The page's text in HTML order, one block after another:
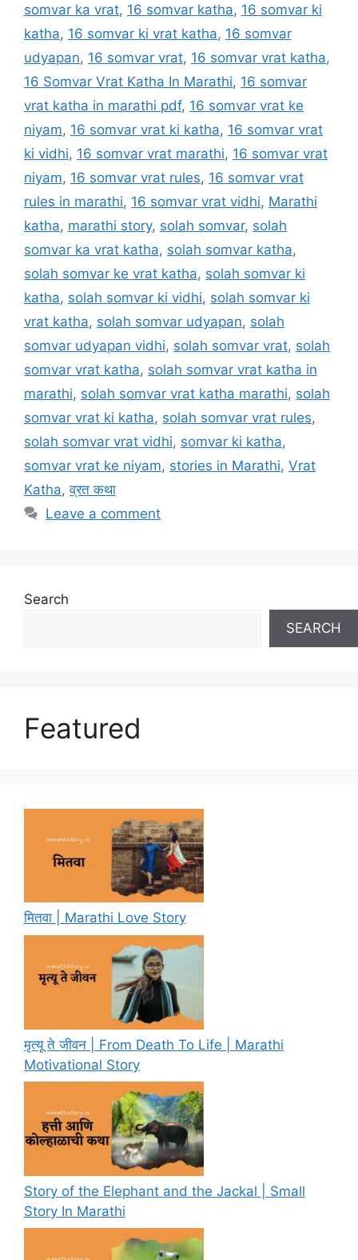
somvar ka vrat, 16 somvar katha, 16 somvar ki
katha, 16 somvar ki vrat katha, 16 somvar
udyapan, 16 somvar vrat, 16 somvar vrat katha,
16 Somvar Vrat Katha In Marathi, 16 somvar
vrat katha in marathi pdf, 16 somvar vrat ke
niyam, 16 somvar vrat ki katha, 16 somvar vrat
ki vidhi, 16 somvar vrat marathi, 16 somvar vrat
niyam, 16 somvar vrat rules, 16 somvar vrat
rules in marathi, 16 somvar vrat vidhi, Marathi
katha, marathi story, solah somvar, solah
somvar ka vrat katha, solah somvar katha,
solah somvar ke vrat katha, solah somvar ki
katha, solah somvar ki vidhi, solah somvar ki
vrat katha, solah somvar udyapan, solah
somvar udyapan vidhi, solah somvar vrat, solah
somvar vrat katha, solah somvar vrat katha in
marathi, solah somvar vrat katha marathi, solah
somvar vrat ki katha, solah somvar vrat rules,
solah somvar vrat vidhi, somvar ki katha,
somvar vrat ke niyam, stories in Marathi, Vrat
Katha,व्रत कथा
Leave a comment
Search
SEARCH
Featured
मितवा | Marathi Love Story
मृत्यू ते जीवन | From Death To Life | Marathi
Motivational Story
Story of the Elephant and the Jackal | Small
Story In Marathi